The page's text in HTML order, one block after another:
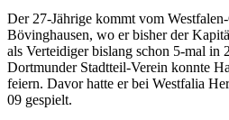
Der 27-Jährige kommt vom
Bövinghausen, wo er bisher der
als Verteidiger bislang schon 5-mal in
Dortmunder Stadtteil-Verein konnte
feiern. Davor hatte er bei Westfalia
09 gespielt.